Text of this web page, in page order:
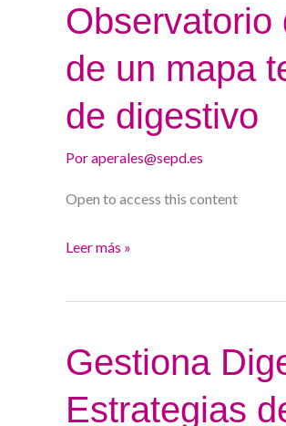
Observatorio
de un mapa
de digestivo
Poraperales@sepd.es
Open to access this content
2026
Sesión
Observatorio
y
de
mapa
de
especialidad
Leer más »
Gestiona
Estrategias
Gestiona
Digestivo
2026